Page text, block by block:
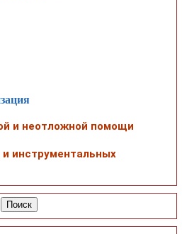
и неотложной помощи
инструментальных